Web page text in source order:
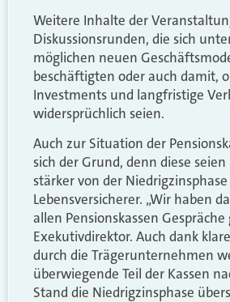
Weitere Inhalte der
Diskussionsrunden, die sich
möglichen neuen
beschäftigten oder auch damit,
Investments und langfristige
widersprüchlich seien.
Auch zur Situation der
sich der Grund, denn diese
stärker von der
Lebensversicherer. „Wir haben
allen Pensionskassen
Exekutivdirektor. Auch dank
durch die Trägerunternehmen
überwiegende Teil der Kassen
Stand die Niedrigzinsphase